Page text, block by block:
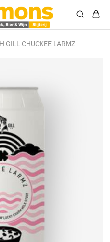
GILL CHUCKEE LARMZ